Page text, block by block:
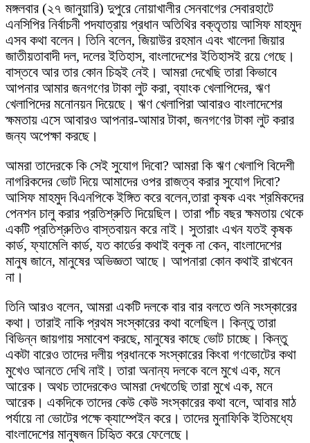
মঙ্গলবার (২৭ জানুয়ারি) দুপুরে নোয়াখালীর সেনবাগের সেবারহাটে
এনসিপির নির্বাচনী পদযাত্রায় প্রধান অতিথির বক্তৃতায় আসিফ মাহমুদ
এসব কথা বলেন। তিনি বলেন, জিয়াউর রহমান এবং খালেদা জিয়ার
জাতীয়তাবাদী দল, দলের ইতিহাস, বাংলাদেশের ইতিহাসই রয়ে গেছে।
বাস্তবে আর তার কোন চিহৃই নেই। আমরা দেখেছি তারা কিভাবে
আপনার আমার জনগণের টাকা লুট করা, ব্যাংক খেলাপিদের, ঋণ
খেলাপিদের মনোনয়ন দিয়েছে। ঋণ খেলাপিরা আবারও বাংলাদেশের
ক্ষমতায় এসে আবারও আপনার-আমার টাকা, জনগণের টাকা লুট করার
জন্য অপেক্ষা করছে।
আমরা তাদেরকে কি সেই সুযোগ দিবো? আমরা কি ঋণ খেলাপি বিদেশী
নাগরিকদের ভোট দিয়ে আমাদের ওপর রাজত্ব করার সুযোগ দিবো?
আসিফ মাহমুদ বিএনপিকে ইঙ্গিত করে বলেন,তারা কৃষক এবং শ্রমিকদের
পেনশন চালু করার প্রতিশ্রুতি দিয়েছিল। তারা পাঁচ বছর ক্ষমতায় থেকে
একটি প্রতিশ্রুতিও বাস্তবায়ন করে নাই। সুতারাং এখন যতই কৃষক
কার্ড, ফ্যামেলি কার্ড, যত কার্ডের কথাই বলুক না কেন, বাংলাদেশের
মানুষ জানে, মানুষের অভিজ্ঞতা আছে। আপনারা কোন কথাই রাখবেন
না।
তিনি আরও বলেন, আমরা একটি দলকে বার বার বলতে শুনি সংস্কারের
কথা। তারাই নাকি প্রথম সংস্কারের কথা বলেছিল। কিন্তু তারা
বিভিন্ন জায়গায় সমাবেশ করছে, মানুষের কাছে ভোট চাচ্ছে। কিন্তু
একটা বারেও তাদের দলীয় প্রধানকে সংস্কারের কিংবা গণভোটের কথা
মুখেও আনতে দেখি নাই। তারা অনান্য দলকে বলে মুখে এক, মনে
আরেক। অথচ তাদেরকেও আমরা দেখতেছি তারা মুখে এক, মনে
আরেক। একদিকে তাদের কেউ কেউ সংস্কারের কথা বলে, আবার মাঠ
পর্যায়ে না ভোটের পক্ষে ক্যাম্পেইন করে। তাদের মুনাফিকি ইতিমধ্যে
বাংলাদেশের মানুষজন চিহিৃত করে ফেলেছে।